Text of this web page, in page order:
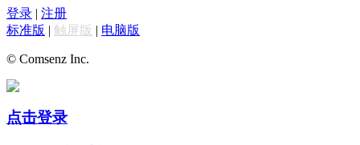
登录 | 注册
标准版 | 触屏版 | 电脑版
© Comsenz Inc.
点击登录